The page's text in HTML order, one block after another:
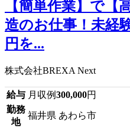
【簡単作業】で【
造のお仕事！未経
円を...
株式会社BREXA Next
給与 月収例300,000円
勤務
地
福井県 あわら市